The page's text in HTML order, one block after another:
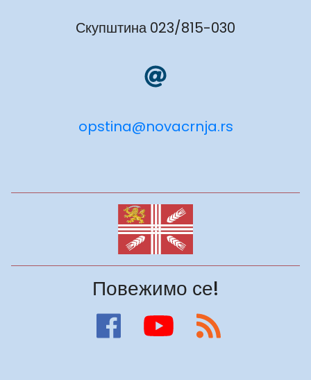
Скупштина 023/815-030
opstina@novacrnja.rs
Повежимо се!